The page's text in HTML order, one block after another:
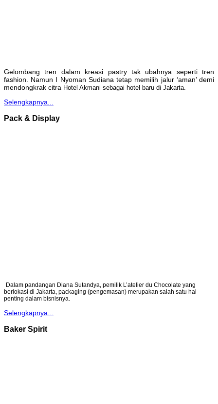
Gelombang tren dalam kreasi pastry tak ubahnya seperti tren
fashion. Namun I Nyoman Sudiana tetap memilih jalur ‘aman’ demi
mendongkrak citra Hotel Akmani sebagai hotel baru di Jakarta.
Selengkapnya...
Pack & Display
Dalam pandangan Diana Sutandya, pemilik L’atelier du Chocolate yang
berlokasi di Jakarta, packaging (pengemasan) merupakan salah satu hal
penting dalam bisnisnya.
Selengkapnya...
Baker Spirit